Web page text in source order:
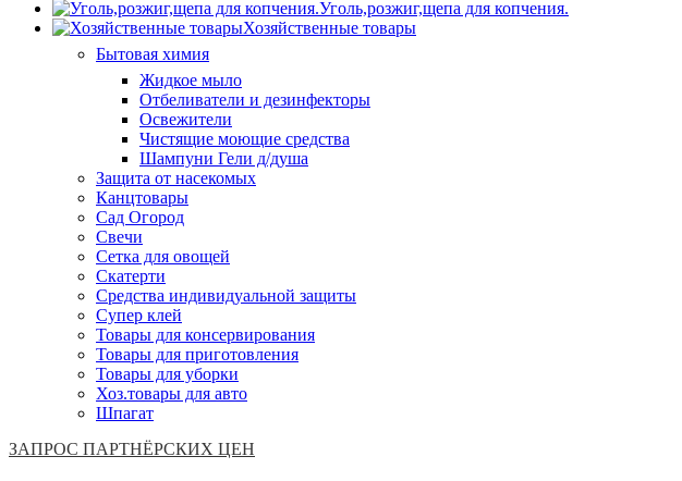
Уголь,розжиг,щепа для копчения.
Хозяйственные товары
Бытовая химия
Жидкое мыло
Отбеливатели и дезинфекторы
Освежители
Чистящие моющие средства
Шампуни Гели д/душа
Защита от насекомых
Канцтовары
Сад Огород
Свечи
Сетка для овощей
Скатерти
Средства индивидуальной защиты
Супер клей
Товары для консервирования
Товары для приготовления
Товары для уборки
Хоз.товары для авто
Шпагат
ЗАПРОС ПАРТНЁРСКИХ ЦЕН